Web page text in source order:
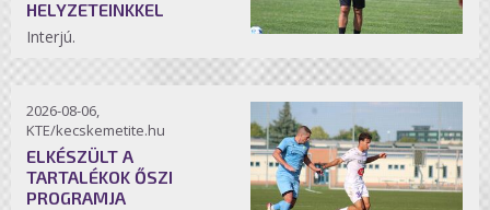
HELYZETEINKKEL
Interjú.
2026-08-06,
KTE/kecskemetite.hu
ELKÉSZÜLT A
TARTALÉKOK ŐSZI
PROGRAMJA